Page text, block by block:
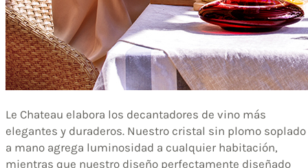
Le Chateau elabora los decantadores de vino más
elegantes y duraderos. Nuestro cristal sin plomo soplado
a mano agrega luminosidad a cualquier habitación,
mientras que nuestro diseño perfectamente diseñado